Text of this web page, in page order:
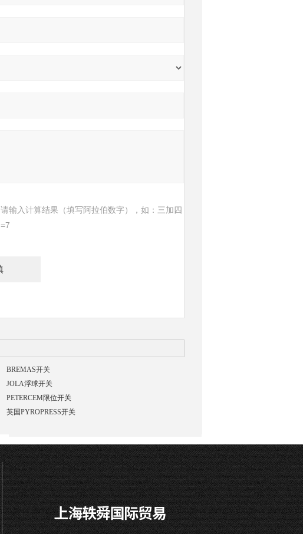
请输入计算结果（填写阿拉伯数字），如：三加四
=7
BREMAS开关
JOLA浮球开关
PETERCEM限位开关
英国PYROPRESS开关